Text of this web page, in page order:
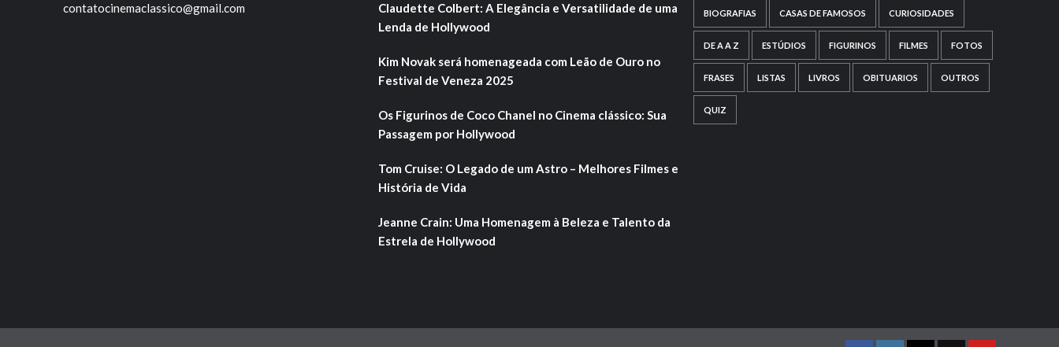
contatocinemaclassico@gmail.com
Claudette Colbert: A Elegância e Versatilidade de uma
Lenda de Hollywood
Kim Novak será homenageada com Leão de Ouro no
Festival de Veneza 2025
Os Figurinos de Coco Chanel no Cinema clássico: Sua
Passagem por Hollywood
Tom Cruise: O Legado de um Astro – Melhores Filmes e
História de Vida
Jeanne Crain: Uma Homenagem à Beleza e Talento da
Estrela de Hollywood
BIOGRAFIAS CASAS DE FAMOSOS CURIOSIDADES
DE A A Z ESTÚDIOS FIGURINOS FILMES FOTOS
FRASES LISTAS LIVROS OBITUARIOS OUTROS
QUIZ